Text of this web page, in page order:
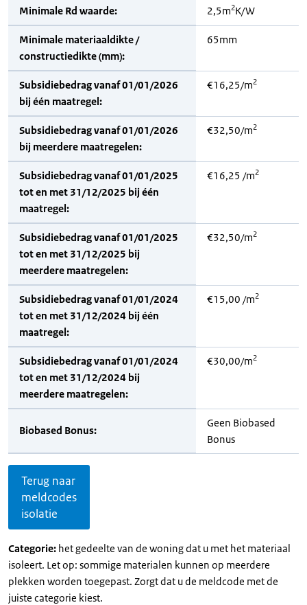
Minimale Rd waarde: 2,5m2K/W
Minimale materiaaldikte /
constructiedikte (mm):
65mm
Subsidiebedrag vanaf 01/01/2026
bij één maatregel:
€16,25/m2
Subsidiebedrag vanaf 01/01/2026
bij meerdere maatregelen:
€32,50/m2
Subsidiebedrag vanaf 01/01/2025
tot en met 31/12/2025 bij één
maatregel:
€16,25 /m2
Subsidiebedrag vanaf 01/01/2025
tot en met 31/12/2025 bij
meerdere maatregelen:
€32,50/m2
Subsidiebedrag vanaf 01/01/2024
tot en met 31/12/2024 bij één
maatregel:
€15,00 /m2
Subsidiebedrag vanaf 01/01/2024
tot en met 31/12/2024 bij
meerdere maatregelen:
€30,00/m2
Biobased Bonus:
Geen Biobased
Bonus
Terug naar
meldcodes
isolatie
Categorie: het gedeelte van de woning dat u met het materiaal
isoleert. Let op: sommige materialen kunnen op meerdere
plekken worden toegepast. Zorgt dat u de meldcode met de
juiste categorie kiest.